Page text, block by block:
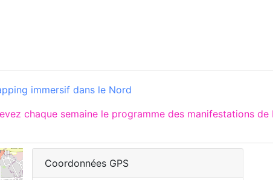
immersif dans le Nord
chaque semaine le programme des manifestations
Coordonnées GPS